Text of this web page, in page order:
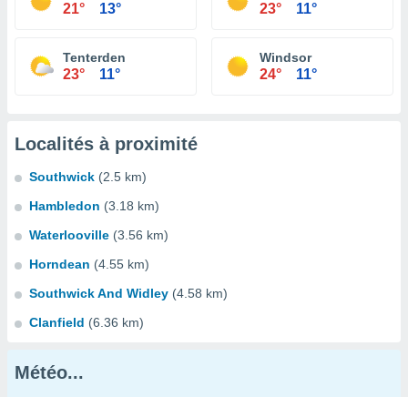
21° 13° 23° 11°
Tenterden
23° 11°
Windsor
24° 11°
Localités à proximité
Southwick (2.5 km)
Hambledon (3.18 km)
Waterlooville (3.56 km)
Horndean (4.55 km)
Southwick And Widley (4.58 km)
Clanfield (6.36 km)
Météo...